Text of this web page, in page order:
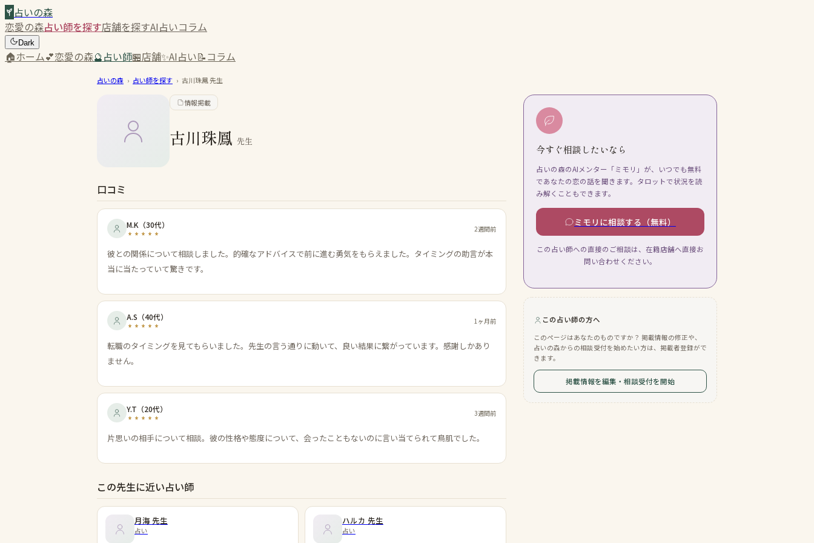
占いの森
恋愛の森占い師を探す店舗を探すAI占いコラム
Dark
🏠ホーム💕恋愛の森🔮占い師🏪店舗✨AI占い📝コラム
占いの森 › 占い師を探す › 古川珠鳳先生
情報掲載
古川珠鳳 先生
口コミ
M.K （30代） 2週間前
彼との関係について相談しました。的確なアドバイスで前に進む勇気をもらえました。タイミングの助言が本
当に当たっていて驚きです。
A.S （40代） 1ヶ月前
転職のタイミングを見てもらいました。先生の言う通りに動いて、良い結果に繋がっています。感謝しかあり
ません。
Y.T （20代） 3週間前
片思いの相手について相談。彼の性格や態度について、会ったこともないのに言い当てられて鳥肌でした。
この先生に近い占い師
月海 先生
占い
ハルカ 先生
占い
今すぐ相談したいなら
占いの森のAIメンター「ミモリ」が、いつでも無料
であなたの恋の話を聞きます。タロットで状況を読
み解くこともできます。
ミモリに相談する（無料）
この占い師への直接のご相談は、在籍店舗へ直接お
問い合わせください。
この占い師の方へ
このページはあなたのものですか？ 掲載情報の修正や、
占いの森からの相談受付を始めたい方は、掲載者登録がで
きます。
掲載情報を編集・相談受付を開始